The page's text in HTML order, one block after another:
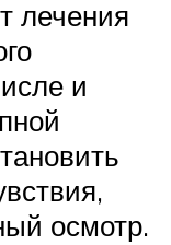
лечения
и
осмотр.